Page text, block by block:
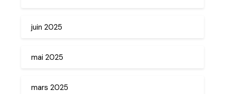
juin 2025
mai 2025
mars 2025